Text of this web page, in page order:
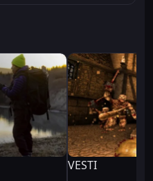
Belle amie, što mu
predstavi jasno i
analize i konfiguracije
su na realnim
VESTI